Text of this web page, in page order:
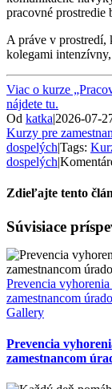
pracovné prostredie
A práve v prostredí,
kolegami
Viac o kurze
nájdete tu.
Od katka|2026-07-
Kurzy pre
dospelých|Tags:
dospelých|
Zdieľajte tento
Facebook
X
Súvisiace
Prevencia
zamestnancom
Gallery
Prevencia
zamestnancom